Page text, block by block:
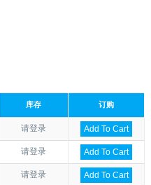
库存 订购
请登录 Add To Cart
请登录 Add To Cart
请登录 Add To Cart